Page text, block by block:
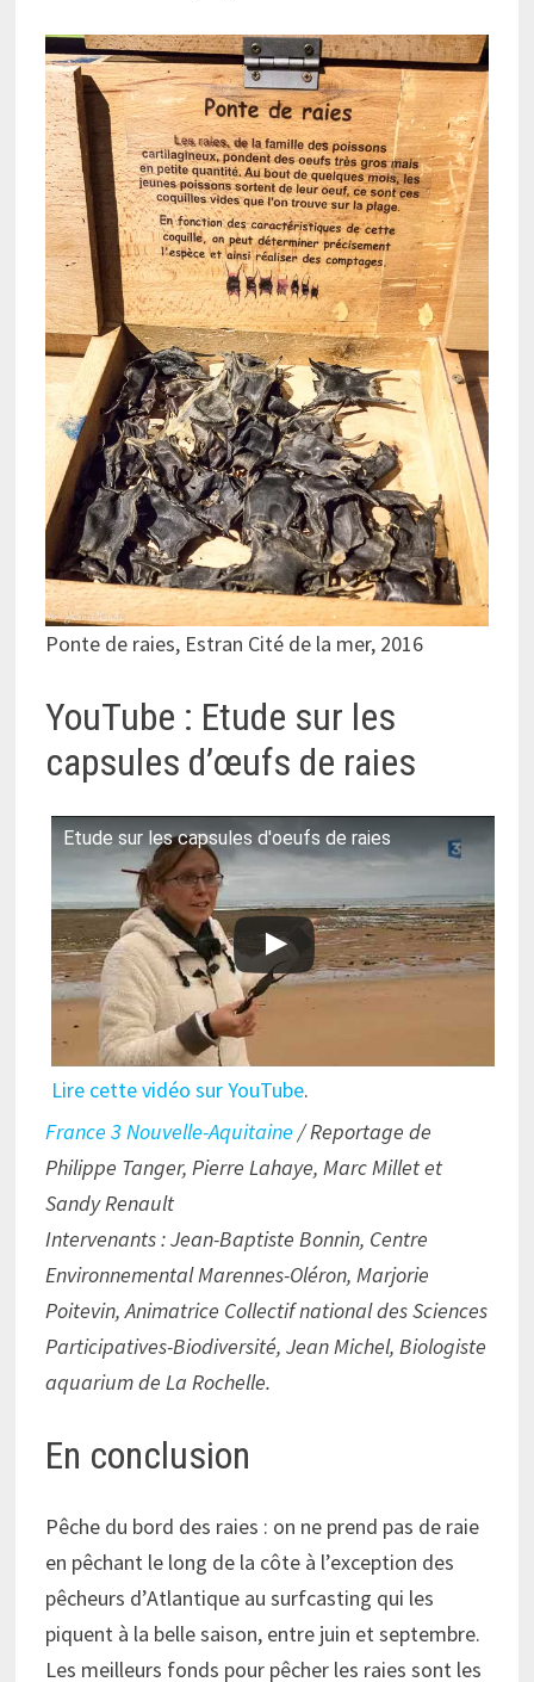
Ponte de raies, Estran Cité de la mer, 2016
YouTube : Etude sur les
capsules d’œufs de raies
Etude sur les capsules d'oeufs de raies
Lire cette vidéo sur YouTube.
France 3 Nouvelle-Aquitaine / Reportage de
Philippe Tanger, Pierre Lahaye, Marc Millet et
Sandy Renault
Intervenants : Jean-Baptiste Bonnin, Centre
Environnemental Marennes-Oléron, Marjorie
Poitevin, Animatrice Collectif national des Sciences
Participatives-Biodiversité, Jean Michel, Biologiste
aquarium de La Rochelle.
En conclusion
Pêche du bord des raies : on ne prend pas de raie
en pêchant le long de la côte à l’exception des
pêcheurs d’Atlantique au surfcasting qui les
piquent à la belle saison, entre juin et septembre.
Les meilleurs fonds pour pêcher les raies sont les